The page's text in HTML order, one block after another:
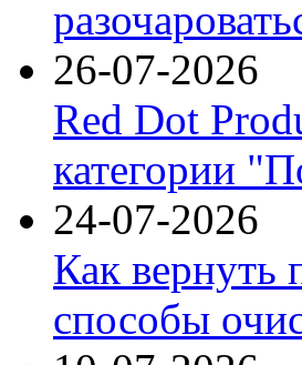
26-07-2026
Red Dot
категории
24-07-2026
Как вернуть
способы